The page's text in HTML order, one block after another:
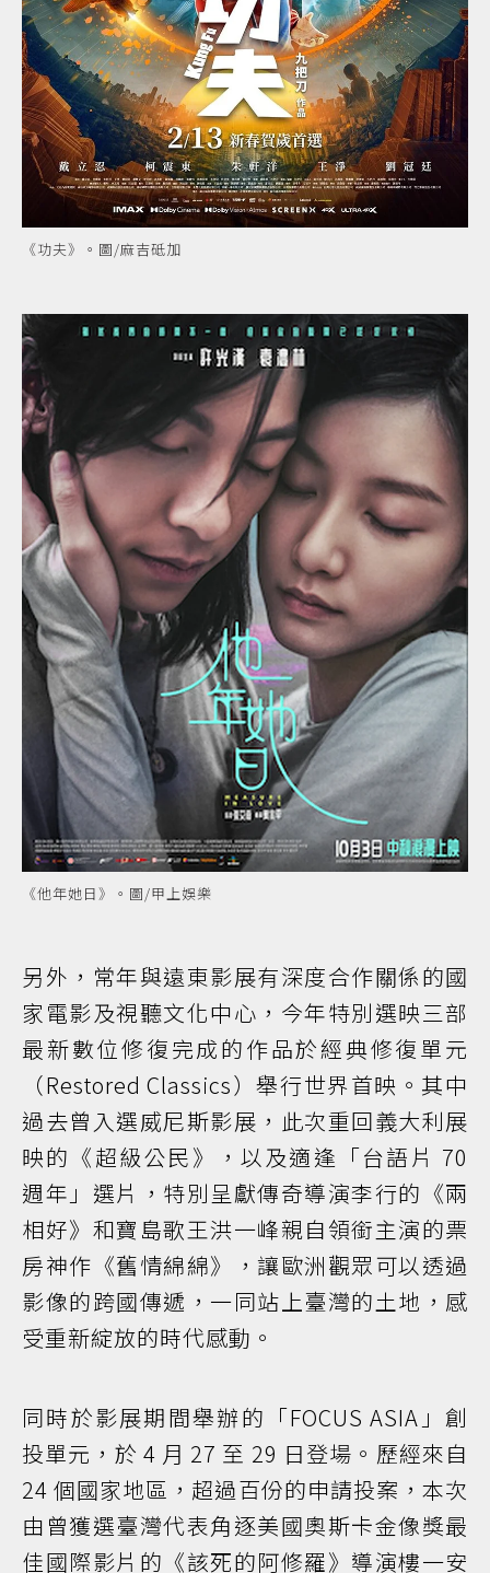
《功夫》。圖/麻吉砥加
《他年她日》。圖/甲上娛樂
另外，常年與遠東影展有深度合作關係的國
家電影及視聽文化中心，今年特別選映三部
最新數位修復完成的作品於經典修復單元
（Restored Classics）舉行世界首映。其中
過去曾入選威尼斯影展，此次重回義大利展
映的《超級公民》，以及適逢「台語片 70
週年」選片，特別呈獻傳奇導演李行的《兩
相好》和寶島歌王洪一峰親自領銜主演的票
房神作《舊情綿綿》，讓歐洲觀眾可以透過
影像的跨國傳遞，一同站上臺灣的土地，感
受重新綻放的時代感動。
同時於影展期間舉辦的「FOCUS ASIA」創
投單元，於 4 月 27 至 29 日登場。歷經來自
24 個國家地區，超過百份的申請投案，本次
由曾獲選臺灣代表角逐美國奧斯卡金像獎最
佳國際影片的《該死的阿修羅》導演樓一安